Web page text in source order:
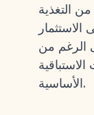
التغذية
الاستثمار
الرغم من
الاستباقية
الأساسية.